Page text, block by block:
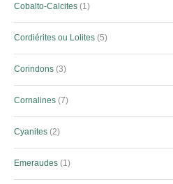
Cobalto-Calcites 1
Cordiérites ou Lolites 5
Corindons 3
Cornalines 7
Cyanites 2
Emeraudes 1